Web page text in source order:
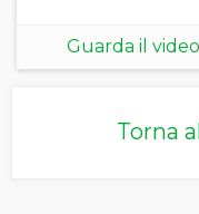
Guarda il video
Torna